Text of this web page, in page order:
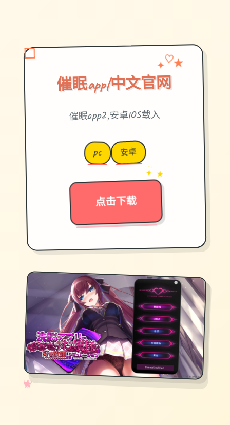
催眠app|中文官网
✦ ♡★
催眠app2,安卓IOS载入
pc 安卓
点击下载
→
✦ ★
✧
♡
★
♥